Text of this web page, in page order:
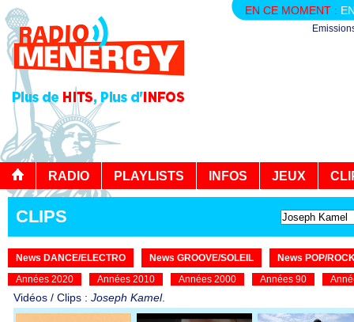
EN CE MOMENT :
RADIO PLAYLISTS INFOS JEUX
CLIPS
News DANCE/ELECTRO News GROOVE/SOLEIL
News POP/
Années 2020
Années 2010 Années 2000 Années 90
Vidéos / Clips : Joseph Kamel.